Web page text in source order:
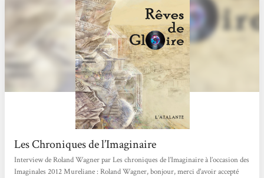
Les Chroniques de l’Imaginaire
Interview de Roland Wagner par Les chroniques de l’Imaginaire à l’occasion des
Imaginales 2012 Mureliane : Roland Wagner, bonjour, merci d'avoir accepté